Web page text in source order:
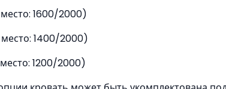
место: 1600/2000)
место: 1400/2000)
место: 1200/2000)